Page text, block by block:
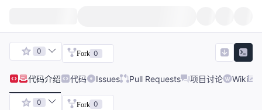
0 Fork 0
代码介绍 代码 Issues Pull Requests 项目讨论 Wiki
0 Fork 0